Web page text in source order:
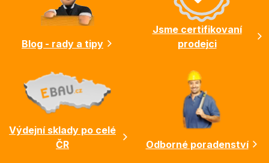
Blog - rady a tipy
Jsme certifikovaní
prodejci
Výdejní sklady po celé
ČR
Odborné poradenství